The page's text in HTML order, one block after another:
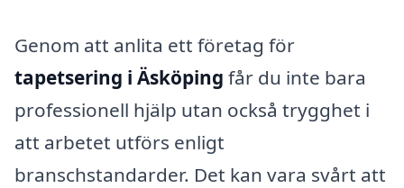
Genom att anlita ett företag för
tapetsering i Äsköping får du inte bara
professionell hjälp utan också trygghet i
att arbetet utförs enligt
branschstandarder. Det kan vara svårt att